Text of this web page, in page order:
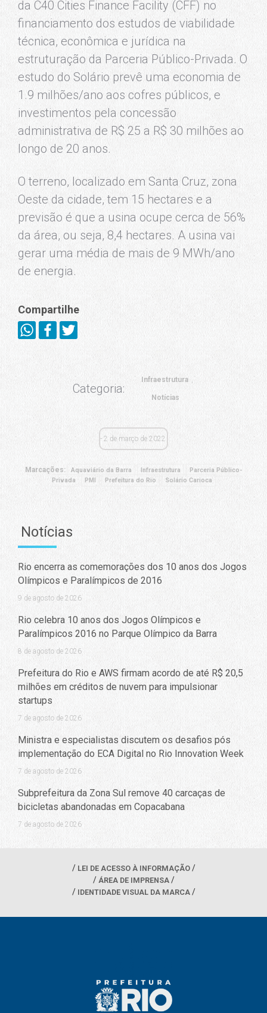
da C40 Cities Finance Facility (CFF) no
financiamento dos estudos de viabilidade
técnica, econômica e jurídica na
estruturação da Parceria Público-Privada. O
estudo do Solário prevê uma economia de
1.9 milhões/ano aos cofres públicos, e
investimentos pela concessão
administrativa de R$ 25 a R$ 30 milhões ao
longo de 20 anos.
O terreno, localizado em Santa Cruz, zona
Oeste da cidade, tem 15 hectares e a
previsão é que a usina ocupe cerca de 56%
da área, ou seja, 8,4 hectares. A usina vai
gerar uma média de mais de 9 MWh/ano
de energia.
Compartilhe
Categoria:
Infraestrutura
Notícias
2 de março de 2022
Marcações: Aquaviário da Barra Infraestrutura
Parceria Público-
Privada
PMI Prefeitura do Rio Solário Carioca
Notícias
Rio encerra as comemorações dos 10 anos dos Jogos
Olímpicos e Paralímpicos de 2016
9 de agosto de 2026
Rio celebra 10 anos dos Jogos Olímpicos e
Paralímpicos 2016 no Parque Olímpico da Barra
8 de agosto de 2026
Prefeitura do Rio e AWS firmam acordo de até R$ 20,5
milhões em créditos de nuvem para impulsionar
startups
7 de agosto de 2026
Ministra e especialistas discutem os desafios pós
implementação do ECA Digital no Rio Innovation Week
7 de agosto de 2026
Subprefeitura da Zona Sul remove 40 carcaças de
bicicletas abandonadas em Copacabana
7 de agosto de 2026
LEI DE ACESSO À INFORMAÇÃO
ÁREA DE IMPRENSA
IDENTIDADE VISUAL DA MARCA